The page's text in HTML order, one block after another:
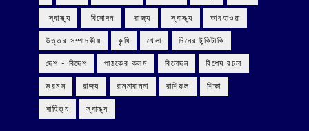
‌ স্বাস্থ্য ‌ বিনোদন ‌ রাজ্য ‌ স্বাস্থ্য আবহাওয়া
উত্তর সম্পাদকীয় কৃষি খেলা দিনের টুকিটাকি
দেশ - বিদেশ পাঠকের কলম বিনোদন বিশেষ রচনা
ভ্রমন রাজ্য রান্নাবান্না রাশিফল শিক্ষা
সাহিত্য স্বাস্থ্য